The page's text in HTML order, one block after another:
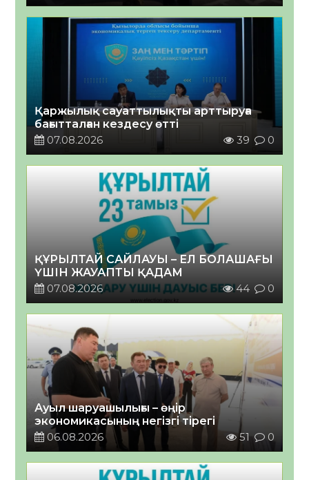
Қаржылық сауаттылықты арттыруға
бағытталған кездесу өтті
07.08.2026
39 0
ҚҰРЫЛТАЙ САЙЛАУЫ – ЕЛ БОЛАШАҒЫ
ҮШІН ЖАУАПТЫ ҚАДАМ
07.08.2026
44 0
Ауыл шаруашылығы – өңір
экономикасының негізгі тірегі
06.08.2026
51 0